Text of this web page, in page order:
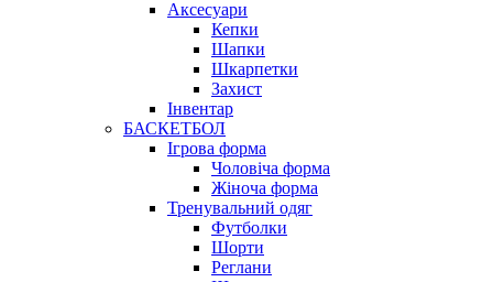
Аксесуари
Кепки
Шапки
Шкарпетки
Захист
Інвентар
БАСКЕТБОЛ
Ігрова форма
Чоловіча форма
Жіноча форма
Тренувальний одяг
Футболки
Шорти
Реглани